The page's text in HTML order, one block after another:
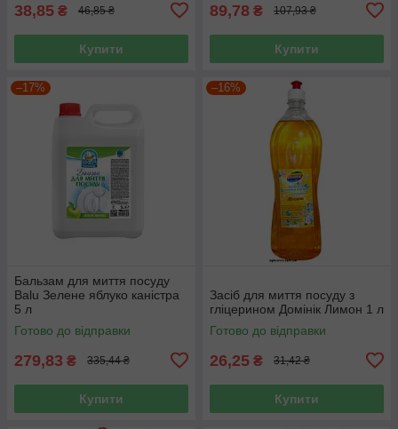
38,85 ₴ 46,85 ₴
Купити
89,78 ₴ 107,93 ₴
Купити
–17%
Бальзам для миття посуду
Balu Зелене яблуко каністра
5 л
Готово до відправки
279,83 ₴ 335,44 ₴
Купити
–16%
Засіб для миття посуду з
гліцерином Домінік Лимон 1 л
Готово до відправки
26,25 ₴ 31,42 ₴
Купити